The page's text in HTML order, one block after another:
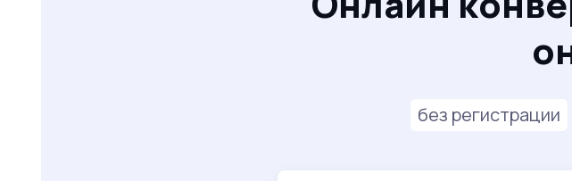
без регистрации